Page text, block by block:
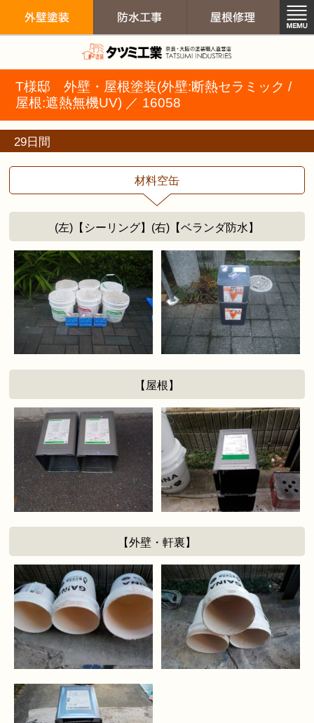
外壁塗装
T様邸 外壁・屋根塗装(外壁:断熱セラミック /
屋根:遮熱無機UV) ／ 16058
29日間
材料空缶
(左)【シーリング】(右)【ベランダ防水】
【屋根】
【外壁・軒裏】